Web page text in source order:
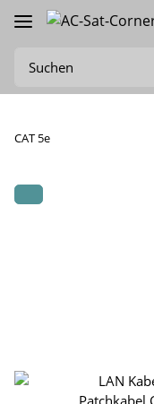
CAT 5e